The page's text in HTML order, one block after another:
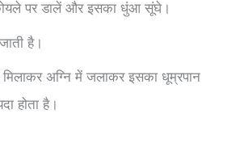
पर डालें और इसका धुंआ सूंघे।
है।
अग्नि में जलाकर इसका धूम्रपान
होता है।